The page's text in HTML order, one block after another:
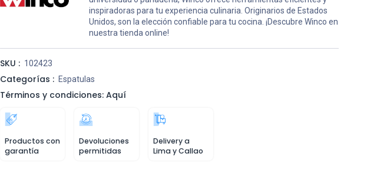
inspiradoras para tu experiencia culinaria. Originarios de Estados
Unidos, son la elección confiable para tu cocina. ¡Descubre Winco en
nuestra tienda online!
SKU : 102423
Categorías : Espatulas
Términos y condiciones: Aquí
Productos con
garantía
Devoluciones
permitidas
Delivery a
Lima y Callao